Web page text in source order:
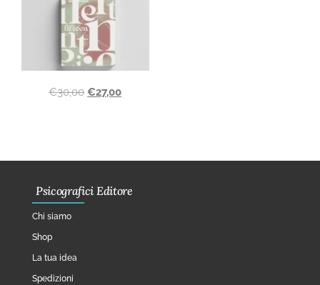
€30,00 €27,00
Psicografici Editore
Chi siamo
Shop
La tua idea
Spedizioni